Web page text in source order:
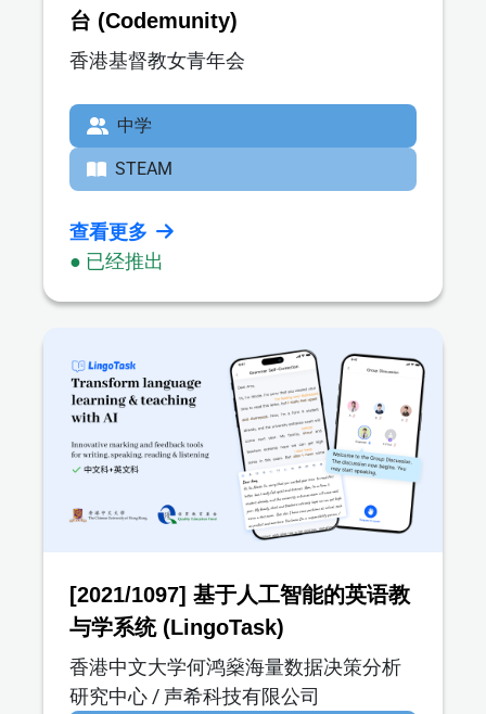
台 (Codemunity)
香港基督教女青年会
中学
STEAM
查看更多
● 已经推出
[2021/1097] 基于人工智能的英语教
与学系统 (LingoTask)
香港中文大学何鸿燊海量数据决策分析
研究中心 / 声希科技有限公司